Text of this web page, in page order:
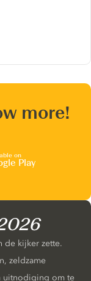
more!
on
Play
de kijker zette.
zeldzame
uitnodiging om te